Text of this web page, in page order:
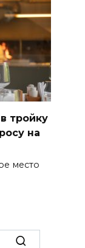
тройку
на
место